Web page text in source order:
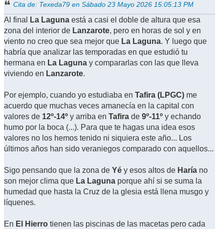
Cita de: Texeda79 en Sábado 23 Mayo 2026 15:05:13 PM
Al final La Laguna está a casi el doble de altura que esa
zona del interior de Lanzarote, pero en horas de sol y en
viento no creo que sea mejor que La Laguna. Y luego que
habría que analizar las temporadas en que estudió tu
hermana en La Laguna y compararlas con las que lleva
viviendo en Lanzarote.
Por ejemplo, cuando yo estudiaba en Tafira (LPGC) me
acuerdo que muchas veces amanecía en la capital con
valores de 12º-14º y arriba en Tafira de 9º-11º y echando
humo por la boca (...). Para que te hagas una idea esos
valores no los hemos tenido ni siquiera este año... Los
últimos años han sido veraniegos comparado con aquellos...
Sigo pensando que la zona de Yé y esos altos de Haría no
son mejor clima que La Laguna porque ahí si se suma la
humedad que hasta la Cruz de la glesia está llena musgo y
líquenes.
En El Hierro tienen las piscinas de las macetas pero cada